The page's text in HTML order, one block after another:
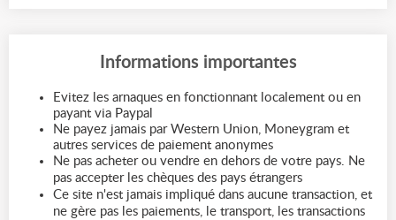
Informations importantes
Evitez les arnaques en fonctionnant localement ou en
payant via Paypal
Ne payez jamais par Western Union, Moneygram et
autres services de paiement anonymes
Ne pas acheter ou vendre en dehors de votre pays. Ne
pas accepter les chèques des pays étrangers
Ce site n'est jamais impliqué dans aucune transaction, et
ne gère pas les paiements, le transport, les transactions